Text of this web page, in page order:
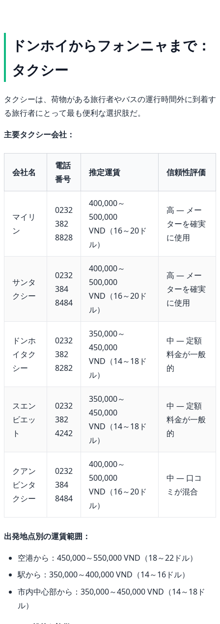
ドンホイからフォンニャまで：
タクシー
タクシーは、荷物がある旅行者やバスの運行時間外に到着す
る旅行者にとって最も便利な選択肢だ。
主要タクシー会社：
会社名
電話
番号
推定運賃 信頼性評価
マイリ
ン
0232
382
8828
400,000～
500,000
VND（16～20ド
ル）
高 — メー
ターを確実
に使用
サンタ
クシー
0232
384
8484
400,000～
500,000
VND（16～20ド
ル）
高 — メー
ターを確実
に使用
ドンホ
イタク
シー
0232
382
8282
350,000～
450,000
VND（14～18ド
ル）
中 — 定額
料金が一般
的
スエン
ビエッ
ト
0232
382
4242
350,000～
450,000
VND（14～18ド
ル）
中 — 定額
料金が一般
的
クアン
ビンタ
クシー
0232
384
8484
400,000～
500,000
VND（16～20ド
ル）
中 — 口コ
ミが混合
出発地点別の運賃範囲：
空港から：450,000～550,000 VND（18～22ドル）
駅から：350,000～400,000 VND（14～16ドル）
市内中心部から：350,000～450,000 VND（14～18ド
ル）